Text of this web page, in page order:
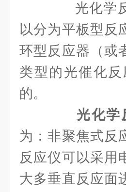
光化学反
以分为平板型反
环型反应器（或
类型的光催化
的。
光化学
为：非聚焦式反
反应仪可以采用
大多垂直反应面